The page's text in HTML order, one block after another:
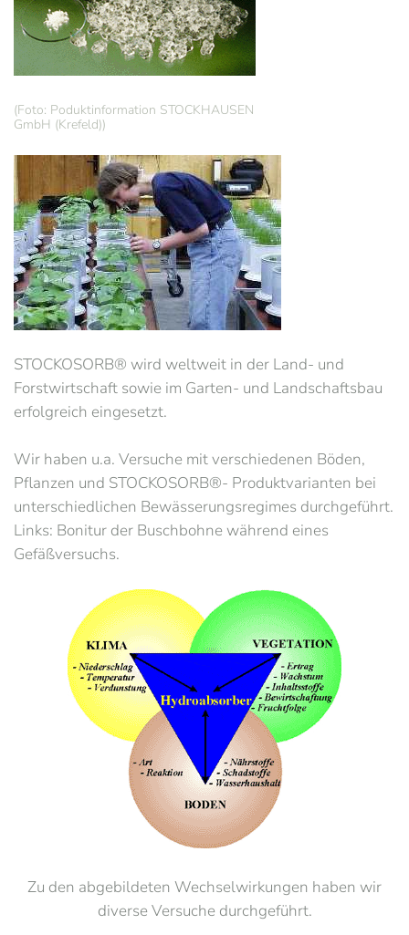
(Foto: Poduktinformation STOCKHAUSEN
GmbH (Krefeld))
STOCKOSORB® wird weltweit in der Land- und
Forstwirtschaft sowie im Garten- und Landschaftsbau
erfolgreich eingesetzt.
Wir haben u.a. Versuche mit verschiedenen Böden,
Pflanzen und STOCKOSORB®- Produktvarianten bei
unterschiedlichen Bewässerungsregimes durchgeführt.
Links: Bonitur der Buschbohne während eines
Gefäßversuchs.
Zu den abgebildeten Wechselwirkungen haben wir
diverse Versuche durchgeführt.